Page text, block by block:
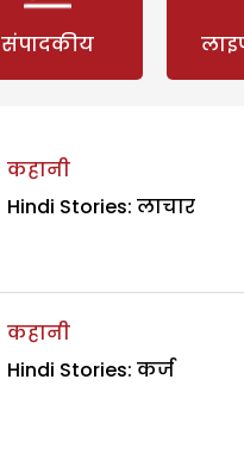
संपादकीय
कहानी
Hindi Stories: लाचार
कहानी
Hindi Stories: कर्ज